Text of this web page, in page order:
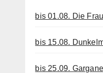
bis 01.08. Die
bis 15.08.
bis 25.09.